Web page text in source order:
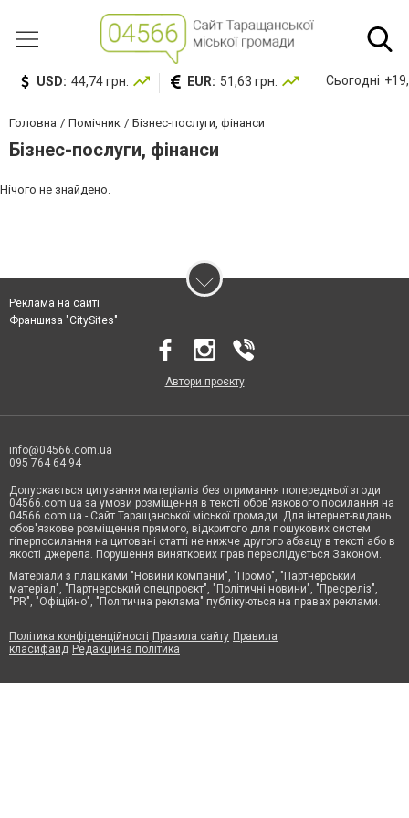
USD: 44,74 грн. EUR: 51,63 грн. Сьогодні
Головна Помічник Бізнес-послуги, фінанси
Бізнес-послуги, фінанси
Нічого не знайдено.
Реклама на сайті
Франшиза "CitySites"
Автори проєкту
info@04566.com.ua
095 764 64 94
Допускається цитування матеріалів без отримання попередньої згоди
04566.com.ua за умови розміщення в тексті обов'язкового посилання на
04566.com.ua - Cайт Таращанської міської громади. Для інтернет-видань
обов'язкове розміщення прямого, відкритого для пошукових систем
гіперпосилання на цитовані статті не нижче другого абзацу в тексті або в
якості джерела. Порушення виняткових прав переслідується Законом.
Матеріали з плашками "Новини компаній", "Промо", "Партнерський
матеріал", "Партнерський спецпроєкт", "Політичні новини", "Пресреліз",
"PR", "Офіційно", "Політична реклама" публікуються на правах реклами.
Політика конфіденційності Правила сайту Правила
класифайд Редакційна політика